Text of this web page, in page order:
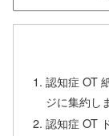
認知症 OT
ジに集約し
認知症 OT